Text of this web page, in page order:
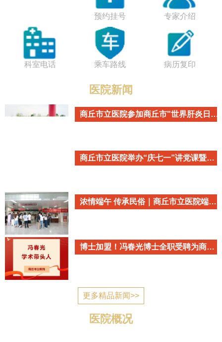
预约挂号 专家介绍
科室电话 乘车路线 病历复印
医院新闻
商丘市立医院参加商丘市"世界肝炎日"主题宣传活动
商丘市立医院举办“庆七一”讲党课暨重温入党誓词活动
浓情端午 传承民俗｜商丘市立医院端午民俗主题活动温情开启
博士加盟！冯春光博士全职受聘为商丘市立医院心血管内科学术带头人
更多精品新闻>>
医院概况